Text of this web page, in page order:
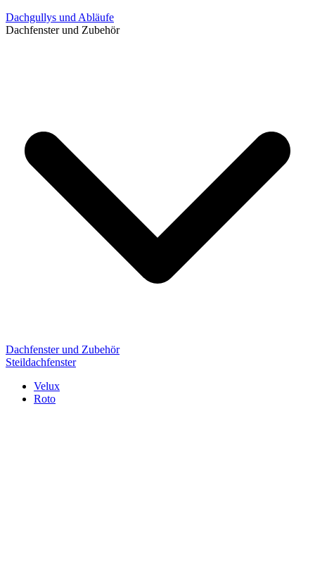
Dachgullys und Abläufe
Dachfenster und Zubehör
Dachfenster und Zubehör
Steildachfenster
Velux
Roto